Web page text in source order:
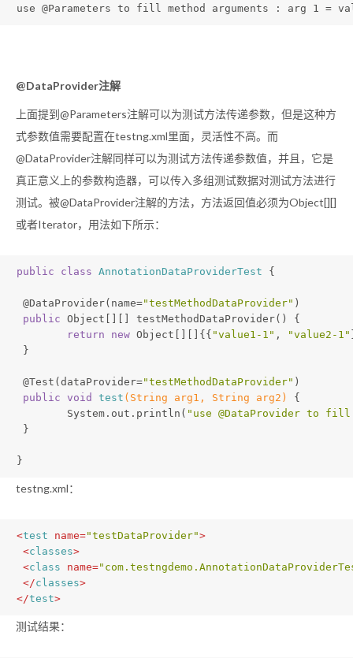
use @Parameters to fill method arguments : arg 1 =
@DataProvider注解
上面提到@Parameters注解可以为测试方法传递参数，但是这种方
式参数值需要配置在testng.xml里面，灵活性不高。而
@DataProvider注解同样可以为测试方法传递参数值，并且，它是
真正意义上的参数构造器，可以传入多组测试数据对测试方法进行
测试。被@DataProvider注解的方法，方法返回值必须为Object[][]
或者Iterator，用法如下所示：
public class AnnotationDataProviderTest {
@DataProvider(name="testMethodDataProvider" )
public Object[][] testMethodDataProvider() {
return
new Object[][]{{ "value1-1" , "value2-1"
}
@Test (dataProvider="testMethodDataProvider" )
public void test (String arg1, String arg2)
{
System.out.println( "use @DataProvider to
}
}
testng.xml：
<test name="testDataProvider">
<classes>
<class name=
</classes>
</test>
测试结果：